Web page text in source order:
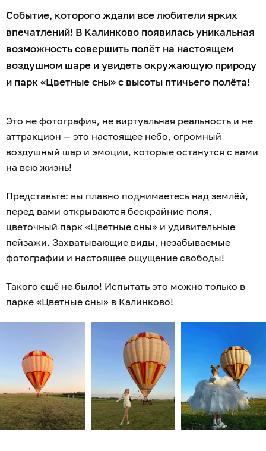
Событие, которого ждали все любители ярких
впечатлений! В Калинково появилась уникальная
возможность совершить полёт на настоящем
воздушном шаре и увидеть окружающую природу
и парк «Цветные сны» с высоты птичьего полёта!
Это не фотография, не виртуальная реальность и не
аттракцион — это настоящее небо, огромный
воздушный шар и эмоции, которые останутся с вами
на всю жизнь!
Представьте: вы плавно поднимаетесь над землёй,
перед вами открываются бескрайние поля,
цветочный парк «Цветные сны» и удивительные
пейзажи. Захватывающие виды, незабываемые
фотографии и настоящее ощущение свободы!
Такого ещё не было! Испытать это можно только в
парке «Цветные сны» в Калинково!